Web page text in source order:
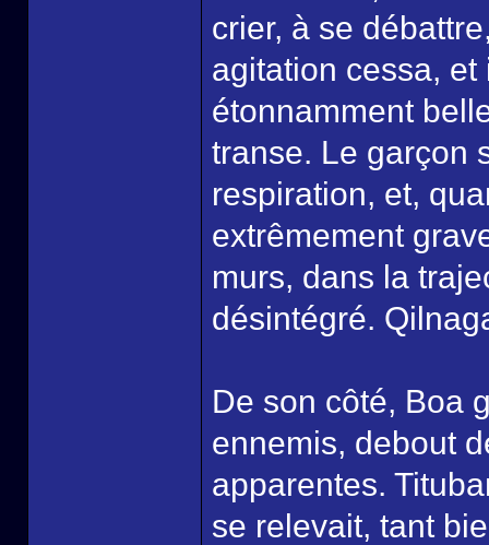
crier, à se
agitation cessa,
étonnamment
transe. Le garçon
respiration, et,
extrêmement
murs, dans la
désintégré.
De son côté, Boa
ennemis, debout
apparentes.
se relevait, tant